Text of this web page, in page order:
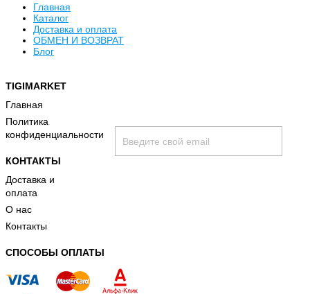
Главная
Каталог
Доставка и оплата
ОБМЕН И ВОЗВРАТ
Блог
принимаю условия
TIGIMARKET
Главная
Политика
конфиденциальности
КОНТАКТЫ
Доставка и
оплата
О нас
Контакты
СПОСОБЫ ОПЛАТЫ